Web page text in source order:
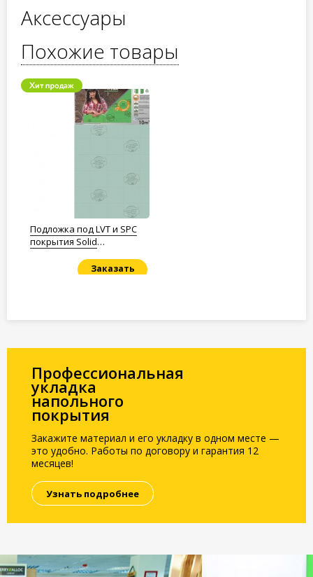
Аксессуары
Похожие товары
Подложка под LVT и SPC
покрытия Solid
Заказать
Профессиональная
укладка
напольного
покрытия
Закажите материал и его укладку в одном месте —
это удобно. Работы по договору и гарантия 12
месяцев!
Узнать подробнее